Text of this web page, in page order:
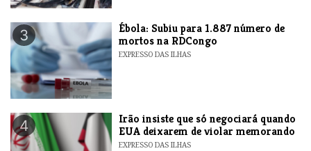
3
​Ébola: Subiu para 1.887 número de
mortos na RDCongo
EXPRESSO DAS ILHAS
4
​Irão insiste que só negociará quando
EUA deixarem de violar memorando
EXPRESSO DAS ILHAS